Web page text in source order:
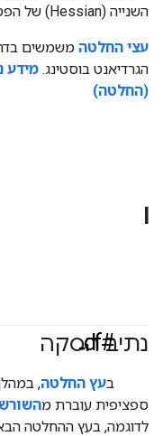
השנייה (Hessian) של הפסד בחישוב שלהן.
עצי החלטה משמשים
הגרדיאנט בוסטינג. מידע
(החלטה)
נתיב הסקה
#df
בעץ החלטה,
ספציפית עוברת מהשורש
לדוגמה, בעץ ההחלטה